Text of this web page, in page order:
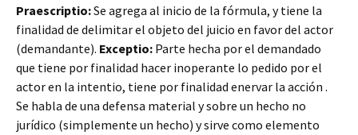
Praescriptio:Se agrega al inicio de la fórmula, y tiene la
finalidad de delimitar el objeto del juicio en favor del actor
(demandante). Exceptio: Parte hecha por el demandado
que tiene por finalidad hacer inoperante lo pedido por el
actor en la intentio, tiene por finalidad enervar la acción .
Se habla de una defensa material y sobre un hecho no
jurídico (simplemente un hecho) y sirve como elemento